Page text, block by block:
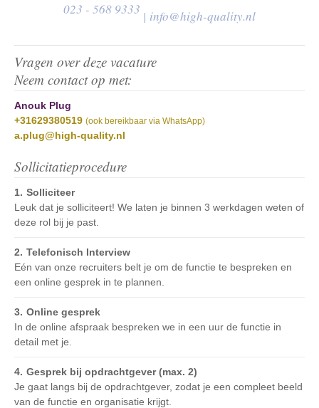
Vragen over deze vacature
Neem contact op met:
Anouk Plug
+31629380519 (ook bereikbaar via WhatsApp)
a.plug@high-quality.nl
Sollicitatieprocedure
Solliciteer
Leuk dat je solliciteert! We laten je binnen 3 werkdagen weten of
deze rol bij je past.
Telefonisch Interview
Eén van onze recruiters belt je om de functie te bespreken en
een online gesprek in te plannen.
Online gesprek
In de online afspraak bespreken we in een uur de functie in
detail met je.
Gesprek bij opdrachtgever (max. 2)
Je gaat langs bij de opdrachtgever, zodat je een compleet beeld
van de functie en organisatie krijgt.
023 - 568 9333 | info@high-quality.nl